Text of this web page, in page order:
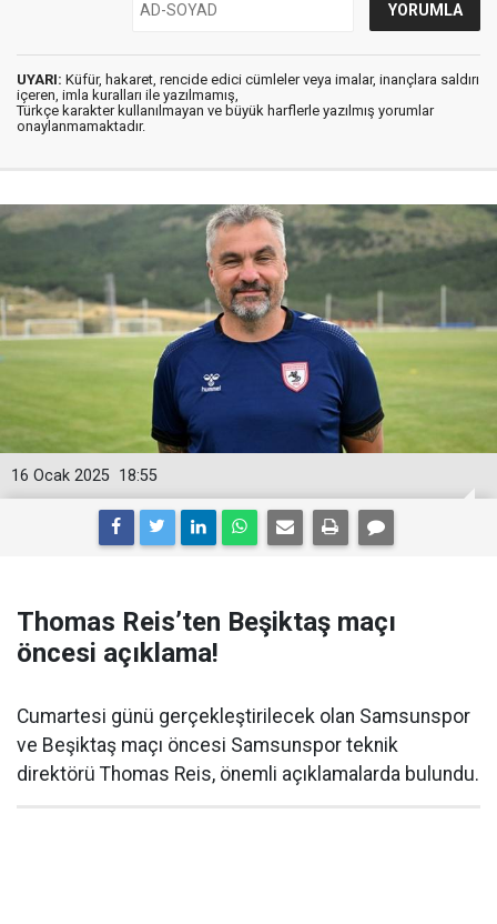
UYARI: Küfür, hakaret, rencide edici cümleler veya imalar, inançlara saldırı
içeren, imla kuralları ile yazılmamış,
Türkçe karakter kullanılmayan ve büyük harflerle yazılmış yorumlar
onaylanmamaktadır.
18:55
16 Ocak 2025
Thomas Reis’ten Beşiktaş maçı
öncesi açıklama!
Cumartesi günü gerçekleştirilecek olan Samsunspor
ve Beşiktaş maçı öncesi Samsunspor teknik
direktörü Thomas Reis, önemli açıklamalarda bulundu.